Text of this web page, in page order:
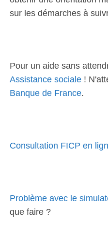
sur les démarches à
Pour un aide sans
Assistance sociale !
Banque de France.
Consultation FICP en
Problème avec le
que faire ?